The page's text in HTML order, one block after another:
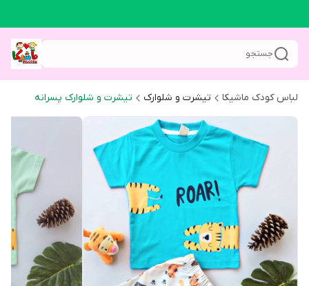
جستجو
لباس کودک ماشیکا تیشرت و شلوارک تیشرت و شلوارک پسرانه